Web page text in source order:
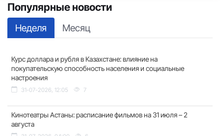
Популярные новости
Неделя Месяц
Курс доллара и рубля в Казахстане: влияние на
покупательскую способность населения и социальные
настроения
31-07-2026, 12:05 7
Кинотеатры Астаны: расписание фильмов на 31 июля – 2
августа